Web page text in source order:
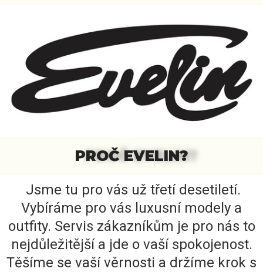
PROČ EVELIN?
Jsme tu pro vás už třetí desetiletí.
Vybíráme pro vás luxusní modely a
outfity. Servis zákazníkům je pro nás to
nejdůležitější a jde o vaší spokojenost.
Těšíme se vaší věrnosti a držíme krok s